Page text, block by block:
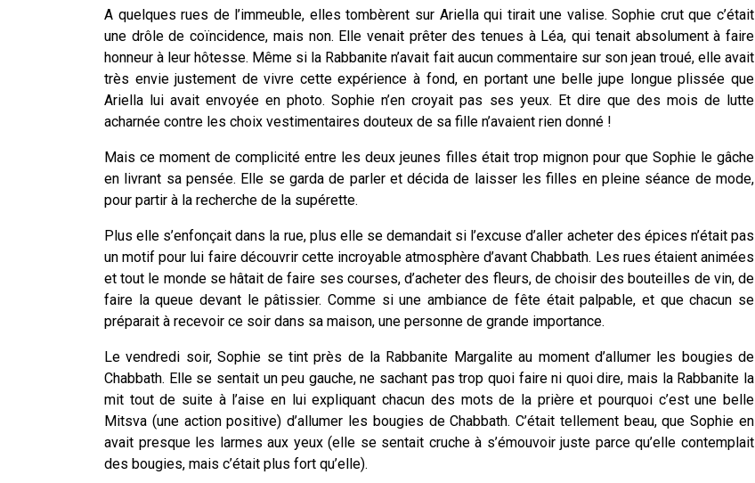
A quelques rues de l’immeuble, elles tombèrent sur Ariella qui tirait une valise. Sophie crut que c’était
une drôle de coïncidence, mais non. Elle venait prêter des tenues à Léa, qui tenait absolument à faire
honneur à leur hôtesse. Même si la Rabbanite n’avait fait aucun commentaire sur son jean troué, elle avait
très envie justement de vivre cette expérience à fond, en portant une belle jupe longue plissée que
Ariella lui avait envoyée en photo. Sophie n’en croyait pas ses yeux. Et dire que des mois de lutte
acharnée contre les choix vestimentaires douteux de sa fille n’avaient rien donné !
Mais ce moment de complicité entre les deux jeunes filles était trop mignon pour que Sophie le gâche
en livrant sa pensée. Elle se garda de parler et décida de laisser les filles en pleine séance de mode,
pour partir à la recherche de la supérette.
Plus elle s’enfonçait dans la rue, plus elle se demandait si l’excuse d’aller acheter des épices n’était pas
un motif pour lui faire découvrir cette incroyable atmosphère d’avant Chabbath. Les rues étaient animées
et tout le monde se hâtait de faire ses courses, d’acheter des fleurs, de choisir des bouteilles de vin, de
faire la queue devant le pâtissier. Comme si une ambiance de fête était palpable, et que chacun se
préparait à recevoir ce soir dans sa maison, une personne de grande importance.
Le vendredi soir, Sophie se tint près de la Rabbanite Margalite au moment d’allumer les bougies de
Chabbath. Elle se sentait un peu gauche, ne sachant pas trop quoi faire ni quoi dire, mais la Rabbanite la
mit tout de suite à l’aise en lui expliquant chacun des mots de la prière et pourquoi c’est une belle
Mitsva (une action positive) d’allumer les bougies de Chabbath. C’était tellement beau, que Sophie en
avait presque les larmes aux yeux (elle se sentait cruche à s’émouvoir juste parce qu’elle contemplait
des bougies, mais c’était plus fort qu’elle).